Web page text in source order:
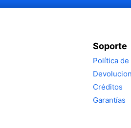
Soporte
Política de
Créditos
Garantías